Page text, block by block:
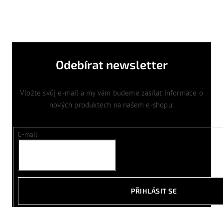
Odebírat newsletter
Vložte svůj e-mail a my vám budeme zasílat informace o
nových produktech na našem e-shopu.
E-mail
PŘIHLÁSIT SE